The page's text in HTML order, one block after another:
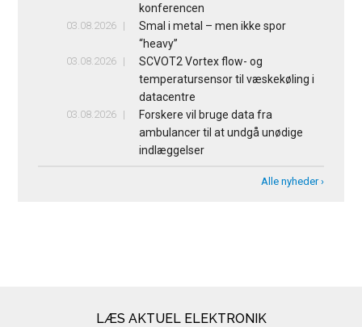
konferencen
03.08.2026
Smal i metal – men ikke spor
“heavy”
03.08.2026
SCVOT2 Vortex flow- og
temperatursensor til væskekøling i
datacentre
03.08.2026
Forskere vil bruge data fra
ambulancer til at undgå unødige
indlæggelser
Alle nyheder ›
LÆS AKTUEL ELEKTRONIK